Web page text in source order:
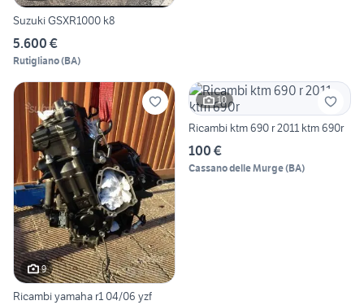
Suzuki GSXR1000 k8
5.600 €
Rutigliano(BA)
9
Ricambi yamaha r1 04/06 yzf
10
Ricambi ktm 690 r 2011 ktm 690r
100 €
Cassano delle Murge(BA)